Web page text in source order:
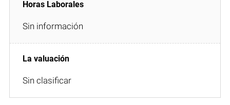
Sin información
Sin clasificar